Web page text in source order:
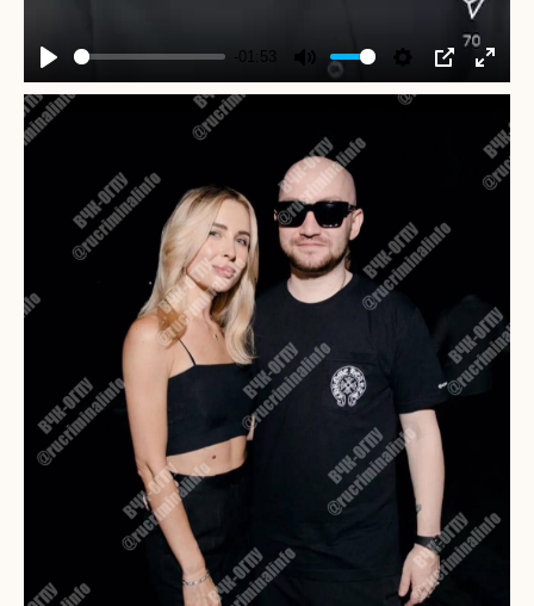
Play
-01:53
Mute SettingsPIP
Enter